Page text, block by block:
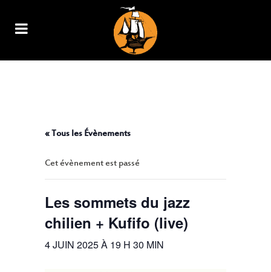
« Tous les Évènements
Cet évènement est passé
Les sommets du jazz
chilien + Kufifo (live)
4 JUIN 2025 À 19 H 30 MIN